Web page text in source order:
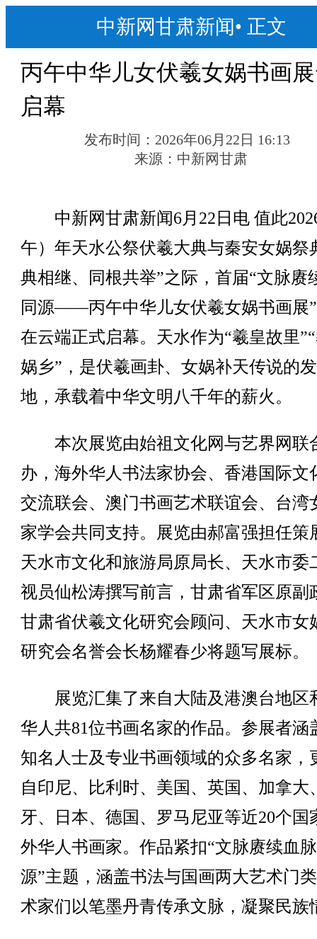
中新网甘肃新闻• 正文
丙午中华儿女伏羲女娲书画
启幕
发布时间： 2026年06月22日 16:13
来源： 中新网甘肃
中新网甘肃新闻6月22日电 值此
午）年天水公祭伏羲大典与秦安女娲祭
典相继、同根共举”之际，首届“文脉赓
同源——丙午中华儿女伏羲女娲书画展
在云端正式启幕。天水作为“羲皇故里
娲乡”，是伏羲画卦、女娲补天传说的
地，承载着中华文明八千年的薪火。
本次展览由始祖文化网与艺界网联
办，海外华人书法家协会、香港国际文
交流联会、澳门书画艺术联谊会、台湾
家学会共同支持。展览由郝富强担任策
天水市文化和旅游局原局长、天水市委
视员仙松涛撰写前言，甘肃省军区原副
甘肃省伏羲文化研究会顾问、天水市女
研究会名誉会长杨耀春少将题写展标。
展览汇集了来自大陆及港澳台地区
华人共81位书画名家的作品。参展者涵
知名人士及专业书画领域的众多名家，
自印尼、比利时、美国、英国、加拿大
牙、日本、德国、罗马尼亚等近20个国
外华人书画家。作品紧扣“文脉赓续血
源”主题，涵盖书法与国画两大艺术门
术家们以笔墨丹青传承文脉，凝聚民族